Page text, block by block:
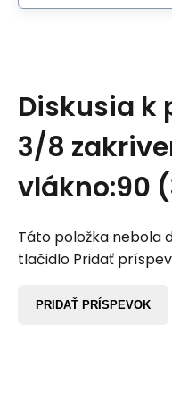
Diskusia k
3/8
vlákno:90
Táto položka nebola
tlačidlo Pridať
PRIDAŤ PRÍSPEVOK